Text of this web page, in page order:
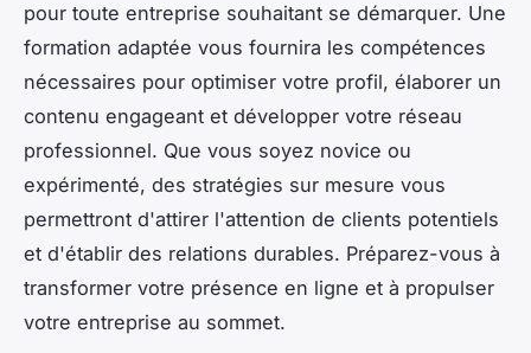
pour toute entreprise souhaitant se démarquer. Une
formation adaptée vous fournira les compétences
nécessaires pour optimiser votre profil, élaborer un
contenu engageant et développer votre réseau
professionnel. Que vous soyez novice ou
expérimenté, des stratégies sur mesure vous
permettront d'attirer l'attention de clients potentiels
et d'établir des relations durables. Préparez-vous à
transformer votre présence en ligne et à propulser
votre entreprise au sommet.